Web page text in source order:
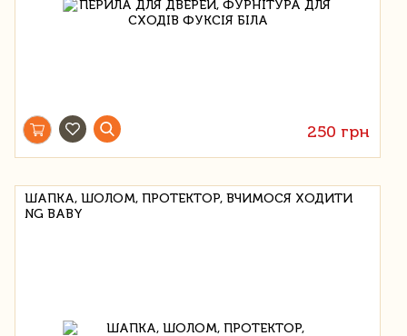
250 грн
ШАПКА, ШОЛОМ, ПРОТЕКТОР, ВЧИМОСЯ ХОДИТИ
NG BABY